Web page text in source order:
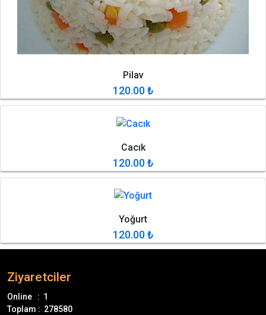
Pilav
120.00₺
Cacık
120.00₺
Yoğurt
120.00₺
Ziyaretciler
Online : 1
Toplam : 278580